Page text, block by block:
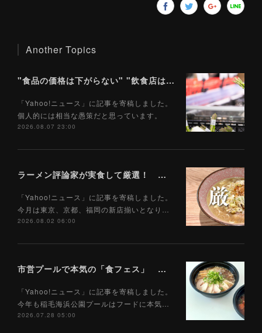
Another Topics
"食品の価格は下がらない" "飲食店は客が減る" 「食料品消費税1％」で私たちの食生活はどうなるのか（Yahoo!ニュース）8/8
「Yahoo!ニュース」に記事を寄稿しました。
個人的には相当な愚策だと思っています。
2026.08.07 23:00
ラーメン評論家が実食して厳選！ 「いま絶対に食べるべきラーメン」ベスト５！【2026年８月】（ Yahoo!ニュース）8/2
「Yahoo!ニュース」に記事を寄稿しました。
今月は東京、京都、福岡の新店揃いとなり…
2026.08.02 06:00
市営プールで本気の「食フェス」 プールサイドで味わえる「ご当地麺」の実力は？（Yahoo!ニュース）7/28
「Yahoo!ニュース」に記事を寄稿しました。
今年も稲毛海浜公園プールはフードに本気…
2026.07.28 05:00